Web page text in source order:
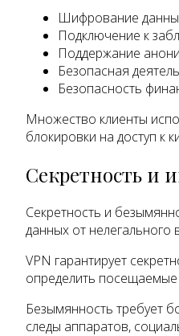
Шифрование
Подключение к
Поддержание
Безопасная
Безопасность
Множество клиенты
блокировки на доступ к
Секретность и
Секретность и
данных от нелегального
VPN гарантирует
определить посещаемые
Безымянность требует
следы аппаратов,